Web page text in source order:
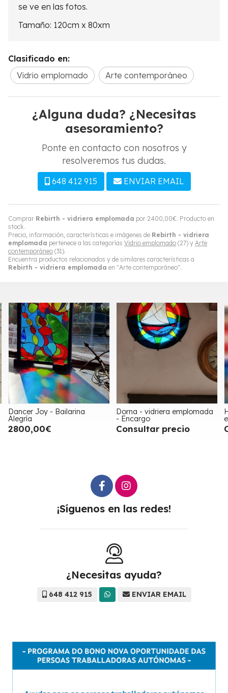
Comprar Rebirth - vidriera emplomada por 2400,00€. Producto en
stock.
Precio, información, características e imágenes de Rebirth - vidriera
emplomada pertenece a las categorías Vidrio emplomado (27) y Arte
contemporáneo (31).
Encuentra productos relacionados y de similares características a
Rebirth - vidriera emplomada en "Arte contemporáneo".
se ve en las fotos.
Tamaño: 120cm x 80xm
Clasificado en:
Vidrio emplomado
Arte contemporáneo
¿Alguna duda? ¿Necesitas
asesoramiento?
Ponte en contacto con nosotros y
resolveremos tus dudas.
648 412 915 ENVIAR EMAIL
Dorna - vidriera emplomada
- Encargo
Consultar precio
Hombre y el Mar - vidriera
encargada
Consultar precio
¡Síguenos en las redes!
¿Necesitas ayuda?
648 412 915 ENVIAR EMAIL